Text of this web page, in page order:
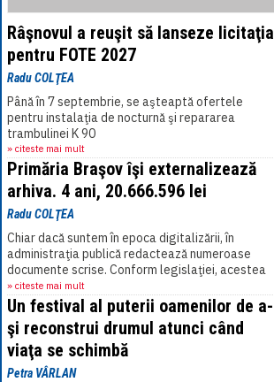
Râşnovul a reuşit să lanseze licitaţia
pentru FOTE 2027
Radu COLŢEA
Până în 7 septembrie, se aşteaptă ofertele
pentru instalaţia de nocturnă şi repararea
trambulinei K 90
» citeste mai mult
Primăria Braşov îşi externalizează
arhiva. 4 ani, 20.666.596 lei
Radu COLŢEA
Chiar dacă suntem în epoca digitalizării, în
administraţia publică redactează numeroase
documente scrise. Conform legislaţiei, acestea
trebuie arhivate şi depozitate pentru o perioadă,
[...]
» citeste mai mult
Un festival al puterii oamenilor de a-
şi reconstrui drumul atunci când
viaţa se schimbă
Petra VÂRLAN